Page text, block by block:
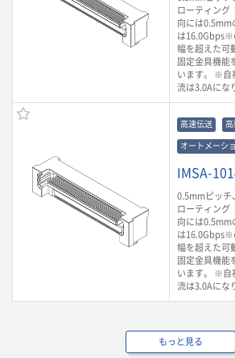
ローティング
向には0.5mm
は16.0Gbps※
幅を超えた可
固定金具機能
います。 ※自
流は3.0Aにな
高速伝送 高
オートメーシ
IMSA-
0.5mmピッチ
ローティング
向には0.5mm
は16.0Gbps※
幅を超えた可
固定金具機能
います。 ※自
流は3.0Aにな
もっと見る